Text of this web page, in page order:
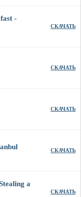
-
СКАЧАТЬ
СКАЧАТЬ
СКАЧАТЬ
СКАЧАТЬ
a
СКАЧАТЬ